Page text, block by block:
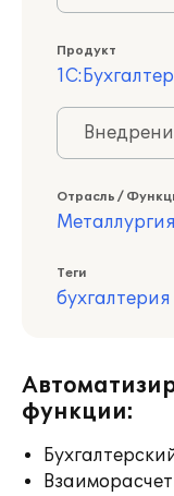
Продукт
Отрасль /
Металлургия
Теги
бухгалтерия
функции: